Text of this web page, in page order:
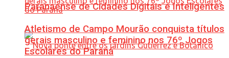
Paranaense de Cidades Digitais e Inteligentes
Atletismo de Campo Mourão conquista títulos
gerais masculino e feminino nos 76º Jogos
Escolares do Paraná